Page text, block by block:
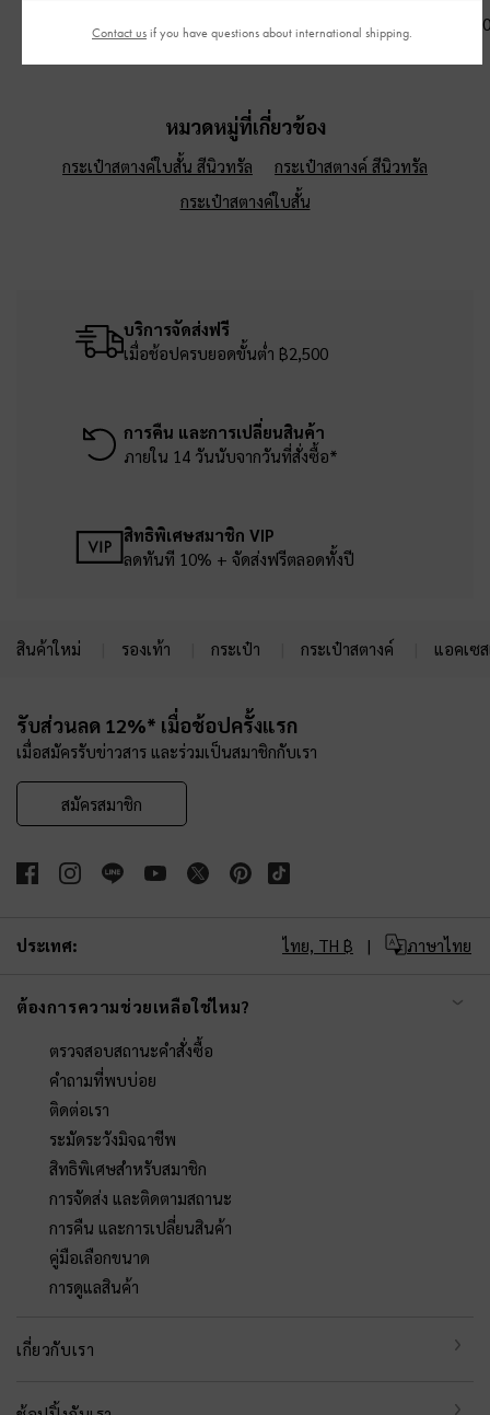
฿2,790.00
฿2,990.00
หมวดหมู่ที่เกี่ยวข้อง
กระเป๋าสตางค์ใบสั้น สีนิวทรัล
กระเป๋าสตางค์ สีนิวทรัล
กระเป๋าสตางค์ใบสั้น
บริการจัดส่งฟรี
เมื่อช้อปครบยอดขั้นต่ำ ฿2,500
การคืน และการเปลี่ยนสินค้า
ภายใน 14 วันนับจากวันที่สั่งซื้อ*
สิทธิพิเศษสมาชิก VIP
ลดทันที 10% + จัดส่งฟรีตลอดทั้งปี
สินค้าใหม่ รองเท้า กระเป๋า กระเป๋าสตางค์ แอคเซ
รับส่วนลด 12%* เมื่อช้อปครั้งแรก
เมื่อสมัครรับข่าวสาร และร่วมเป็นสมาชิกกับเรา
สมัครสมาชิก
ประเทศ: ไทย, TH ฿ ภาษาไทย
ต้องการความช่วยเหลือใช่ไหม?
ตรวจสอบสถานะคำสั่งซื้อ
คำถามที่พบบ่อย
ติดต่อเรา
ระมัดระวังมิจฉาชีพ
สิทธิพิเศษสำหรับสมาชิก
การจัดส่ง และติดตามสถานะ
การคืน และการเปลี่ยนสินค้า
คู่มือเลือกขนาด
การดูแลสินค้า
เกี่ยวกับเรา
Contact us if you have questions about international shipping.